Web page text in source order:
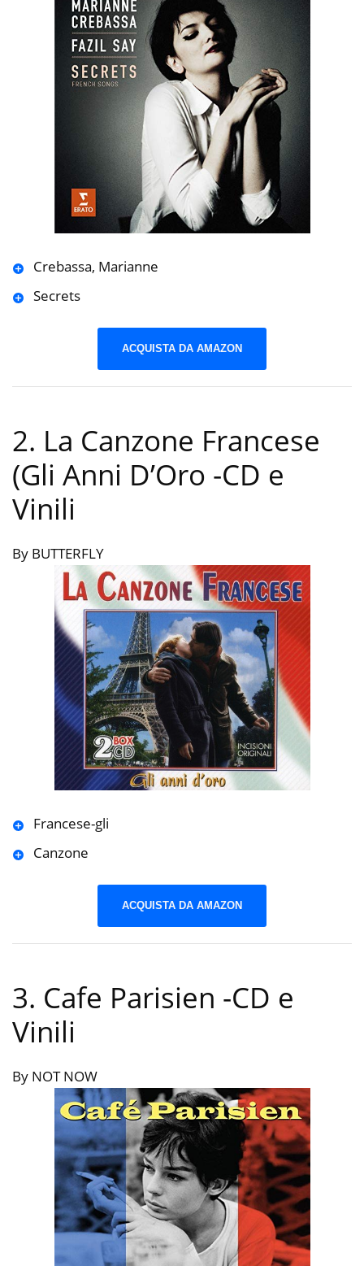
Crebassa, Marianne
Secrets
ACQUISTA DA AMAZON
2. La Canzone Francese
(Gli Anni D’Oro -CD e
Vinili
By BUTTERFLY
Francese-gli
Canzone
ACQUISTA DA AMAZON
3. Cafe Parisien -CD e
Vinili
By NOT NOW